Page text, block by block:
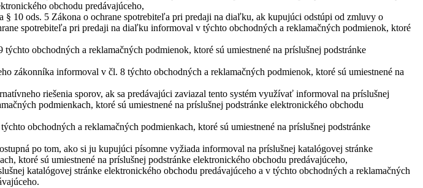
obchodu predávajúceho,
10 ods. 5 Zákona o ochrane spotrebiteľa pri predaji na diaľku, ak kupujúci odstúpi od zmluvy o
spotrebiteľa pri predaji na diaľku informoval v týchto obchodných a reklamačných podmienok, ktoré
obchodných a reklamačných podmienok, ktoré sú umiestnené na príslušnej podstránke
zákonníka informoval v čl. 8 týchto obchodných a reklamačných podmienok, ktoré sú umiestnené na
riešenia sporov, ak sa predávajúci zaviazal tento systém využívať informoval na príslušnej
podmienkach, ktoré sú umiestnené na príslušnej podstránke elektronického obchodu
obchodných a reklamačných podmienkach, ktoré sú umiestnené na príslušnej podstránke
po tom, ako si ju kupujúci písomne vyžiada informoval na príslušnej katalógovej stránke
ktoré sú umiestnené na príslušnej podstránke elektronického obchodu predávajúceho,
katalógovej stránke elektronického obchodu predávajúceho a v týchto obchodných a reklamačných